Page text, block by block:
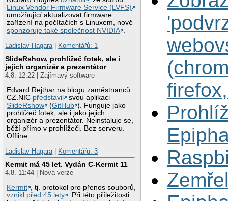
Linux Vendor Firmware Service (LVFS)
umožňující aktualizovat firmware
zařízení na počítačích s Linuxem, nově
sponzoruje také společnost NVIDIA .
Ladislav Hagara | Komentářů: 1
SlideRshow, prohlížeč fotek, ale i
jejich organizér a prezentátor
4.8. 12:22 | Zajímavý software
Edvard Rejthar na blogu zaměstnanců
CZ.NIC představil
svou aplikaci
SlideRshow
(GitHub ). Funguje jako
prohlížeč fotek, ale i jako jejich
organizér a prezentátor. Neinstaluje se,
běží přímo v prohlížeči. Bez serveru.
Offline.
Ladislav Hagara | Komentářů: 3
Kermit má 45 let. Vydán C-Kermit 11
4.8. 11:44 | Nová verze
Kermit , tj. protokol pro přenos souborů,
vznikl před 45 lety . Při této příležitosti